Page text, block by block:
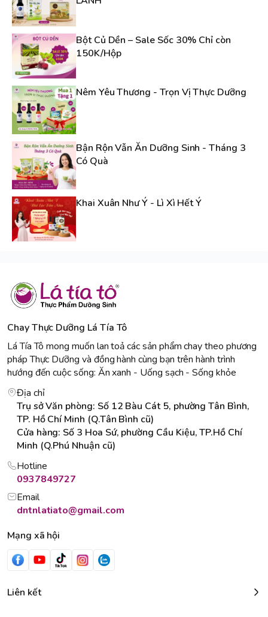
Bột Củ Dền – Sale Sốc 30% Chỉ còn
150K/Hộp
Nêm Yêu Thương - Trọn Vị Thực Dưỡng
Bận Rộn Vẫn Ăn Dưỡng Sinh - Tháng 3
Có Quà
Khai Xuân Như Ý - Lì Xì Hết Ý
Chay Thực Dưỡng Lá Tía Tô
Lá Tía Tô mong muốn lan toả các sản phẩm chay theo phương
pháp Thực Dưỡng và đồng hành cùng bạn trên hành trình
hướng đến cuộc sống: Ăn xanh - Uống sạch - Sống khỏe
Địa chỉ
Trụ sở Văn phòng: Số 12 Bàu Cát 5, phường Tân Bình,
TP. Hồ Chí Minh (Q.Tân Bình cũ)
Cửa hàng: Số 3 Hoa Sứ, phường Cầu Kiệu, TP.Hồ Chí
Minh (Q.Phú Nhuận cũ)
Hotline
0937849727
Email
dntnlatiato@gmail.com
Mạng xã hội
Liên kết